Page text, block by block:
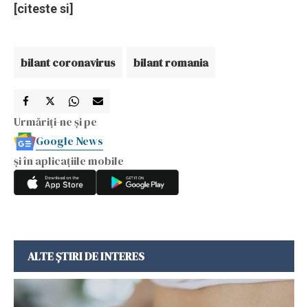
[citeste si]
bilant coronavirus bilant romania
Urmăriți-ne și pe
Google News
și în aplicațiile mobile
ALTE ȘTIRI DE INTERES